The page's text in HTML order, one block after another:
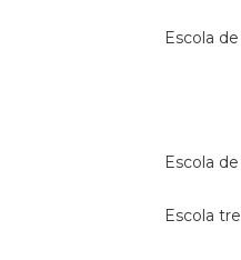
escola
escola
escola